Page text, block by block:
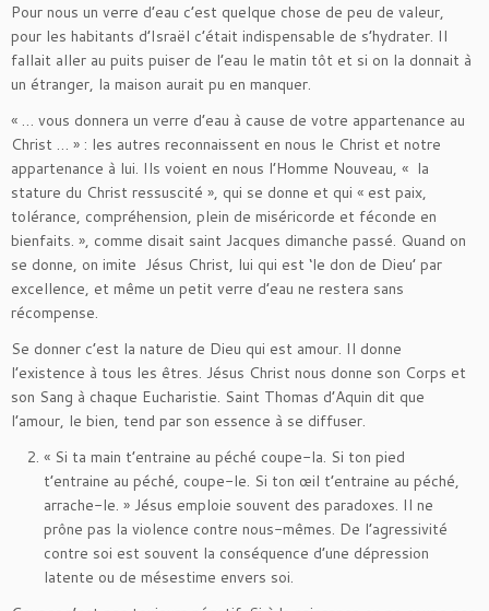
Pour nous un verre d’eau c’est quelque chose de peu de valeur,
pour les habitants d’Israël c’était indispensable de s’hydrater. Il
fallait aller au puits puiser de l’eau le matin tôt et si on la donnait à
un étranger, la maison aurait pu en manquer.
« … vous donnera un verre d’eau à cause de votre appartenance au
Christ … » : les autres reconnaissent en nous le Christ et notre
appartenance à lui. Ils voient en nous l’Homme Nouveau, « la
stature du Christ ressuscité », qui se donne et qui « est paix,
tolérance, compréhension, plein de miséricorde et féconde en
bienfaits. », comme disait saint Jacques dimanche passé. Quand on
se donne, on imite Jésus Christ, lui qui est ‘le don de Dieu’ par
excellence, et même un petit verre d’eau ne restera sans
récompense.
Se donner c’est la nature de Dieu qui est amour. Il donne
l’existence à tous les êtres. Jésus Christ nous donne son Corps et
son Sang à chaque Eucharistie. Saint Thomas d’Aquin dit que
l’amour, le bien, tend par son essence à se diffuser.
« Si ta main t’entraine au péché coupe-la. Si ton pied
t’entraine au péché, coupe-le. Si ton œil t’entraine au péché,
arrache-le. » Jésus emploie souvent des paradoxes. Il ne
prône pas la violence contre nous-mêmes. De l’agressivité
contre soi est souvent la conséquence d’une dépression
latente ou de mésestime envers soi.